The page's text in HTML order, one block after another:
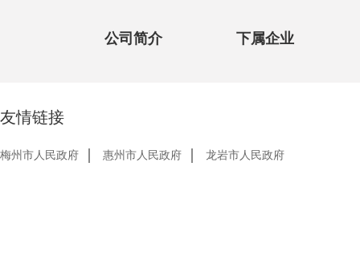
公司简介 下属企业
友情链接
梅州市人民政府 惠州市人民政府 龙岩市人民政府